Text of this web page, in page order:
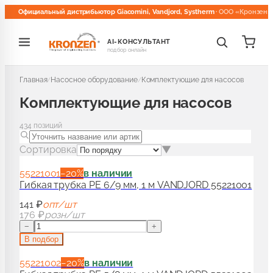
Официальный дистрибьютор Giacomini, Vandjord, Systherm · ООО «Кронзен»
AI-КОНСУЛЬТАНТ
подбор онлайн
Главная/Насосное оборудование/Комплектующие для насосов
Комплектующие для насосов
434 позиций
Сортировка ▼
55221001−20%в наличии
Гибкая трубка PE 6/9 мм, 1 м VANDJORD 55221001
141 ₽опт/шт
176 ₽розн/шт
−
+
В подбор
55221002−20%в наличии
головки и терморегуляторы
клапаны для радиаторов
клапаны для радиаторов
для радиаторов